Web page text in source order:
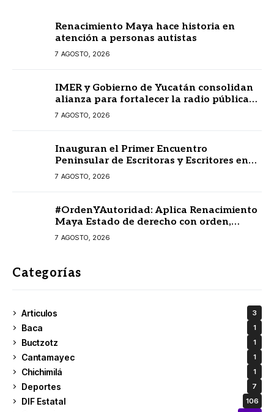
Renacimiento Maya hace historia en
atención a personas autistas
7 AGOSTO, 2026
IMER y Gobierno de Yucatán consolidan
alianza para fortalecer la radio pública
en beneficio de la ciudadanía
7 AGOSTO, 2026
Inauguran el Primer Encuentro
Peninsular de Escritoras y Escritores en
Lengua Maya 2026
7 AGOSTO, 2026
#OrdenYAutoridad: Aplica Renacimiento
Maya Estado de derecho con orden,
coordinación y saldo blanco
7 AGOSTO, 2026
Categorías
Articulos 3
Baca 1
Buctzotz 1
Cantamayec 1
Chichimilá 1
Deportes 7
DIF Estatal 106